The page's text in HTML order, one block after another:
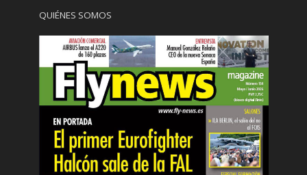
QUIÉNES SOMOS